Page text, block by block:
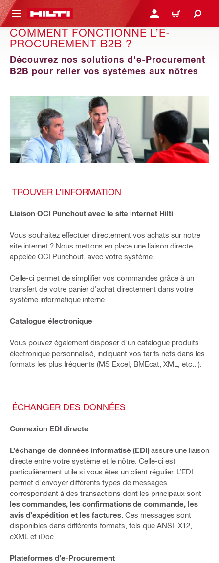
CONTENT CONNEXION OU
PANIER
COMMENT FONCTIONNE L’E-
PROCUREMENT B2B ?
Découvrez nos solutions d’e-Procurement
B2B pour relier vos systèmes aux nôtres
TROUVER L’INFORMATION
Liaison OCI Punchout avec le site internet Hilti
Vous souhaitez effectuer directement vos achats sur notre
site internet ? Nous mettons en place une liaison directe,
appelée OCI Punchout, avec votre système.
Celle-ci permet de simplifier vos commandes grâce à un
transfert de votre panier d’achat directement dans votre
système informatique interne.
Catalogue électronique
Vous pouvez également disposer d’un catalogue produits
électronique personnalisé, indiquant vos tarifs nets dans les
formats les plus fréquents (MS Excel, BMEcat, XML, etc...).
ÉCHANGER DES DONNÉES
Connexion EDI directe
L’échange de données informatisé (EDI) assure une liaison
directe entre votre système et le nôtre. Celle-ci est
particulièrement utile si vous êtes un client régulier. L’EDI
permet d’envoyer différents types de messages
correspondant à des transactions dont les principaux sont
les commandes, les confirmations de commande, les
avis d’expédition et les factures . Ces messages sont
disponibles dans différents formats, tels que ANSI, X12,
cXML et iDoc.
Plateformes d’e-Procurement